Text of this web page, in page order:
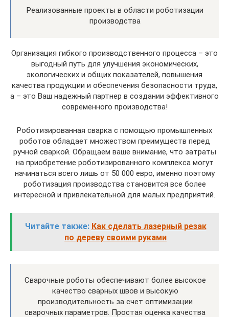
Реализованные проекты в области роботизации
производства
Организация гибкого производственного процесса – это
выгодный путь для улучшения экономических,
экологических и общих показателей, повышения
качества продукции и обеспечения безопасности труда,
а – это Ваш надежный партнер в создании эффективного
современного производства!
Роботизированная сварка с помощью промышленных
роботов обладает множеством преимуществ перед
ручной сваркой. Обращаем ваше внимание, что затраты
на приобретение роботизированного комплекса могут
начинаться всего лишь от 50 000 евро, именно поэтому
роботизация производства становится все более
интересной и привлекательной для малых предприятий.
Читайте также: Как сделать лазерный резак
по дереву своими руками
Сварочные роботы обеспечивают более высокое
качество сварных швов и высокую
производительность за счет оптимизации
сварочных параметров. Простая оценка качества